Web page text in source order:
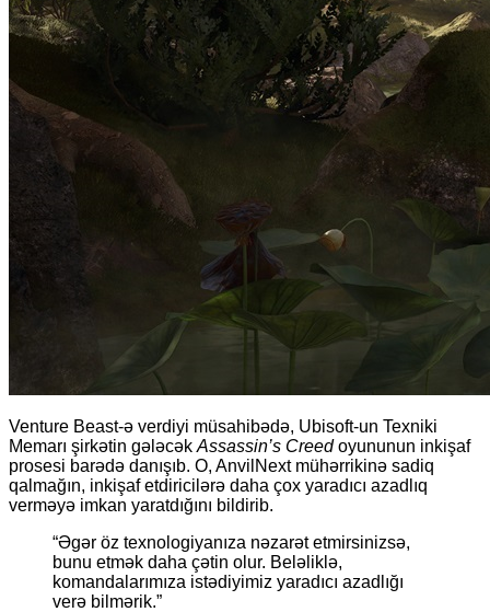
Venture Beast-ə verdiyi müsahibədə, Ubisoft-un Texniki
Memarı şirkətin gələcək Assassin’s Creedoyununun inkişaf
prosesi barədə danışıb. O, AnvilNext mühərrikinə sadiq
qalmağın, inkişaf etdiricilərə daha çox yaradıcı azadlıq
verməyə imkan yaratdığını bildirib.
“Əgər öz texnologiyanıza nəzarət etmirsinizsə,
bunu etmək daha çətin olur. Beləliklə,
komandalarımıza istədiyimiz yaradıcı azadlığı
verə bilmərik.”